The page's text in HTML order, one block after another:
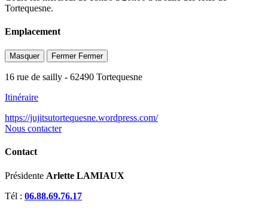
Tortequesne.
Emplacement
Masquer Fermer Fermer
16 rue de sailly - 62490 Tortequesne
Itinéraire
https://jujitsutortequesne.wordpress.com/
Nous contacter
Contact
Présidente Arlette LAMIAUX
Tél : 06.88.69.76.17